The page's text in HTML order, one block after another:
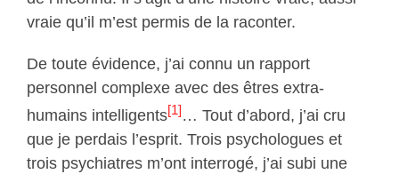
vraie qu’il m’est permis de la raconter.
De toute évidence, j’ai connu un rapport
personnel complexe avec des êtres extra-
humains intelligents[1]… Tout d’abord, j’ai cru
que je perdais l’esprit. Trois psychologues et
trois psychiatres m’ont interrogé, j’ai subi une